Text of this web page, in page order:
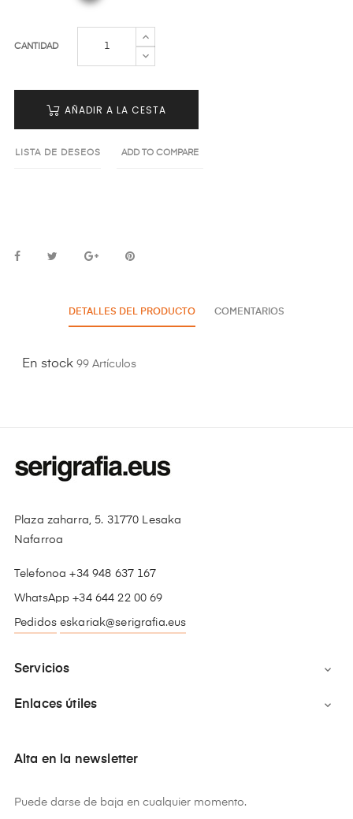
CANTIDAD
AÑADIR A LA CESTA
LISTA DE DESEOS ADD TO COMPARE
DETALLES DEL PRODUCTO COMENTARIOS
En stock 99 Artículos
Plaza zaharra, 5. 31770 Lesaka
Nafarroa
Telefonoa +34 948 637 167
WhatsApp +34 644 22 00 69
Pedidos eskariak@serigrafia.eus
Servicios 
Enlaces útiles 
Alta en la newsletter
Puede darse de baja en cualquier momento.